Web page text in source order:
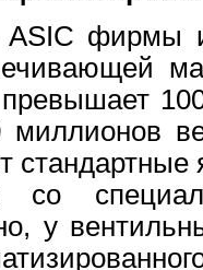
фирмы
со
у